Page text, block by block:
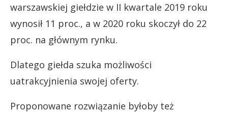
warszawskiej giełdzie w II kwartale 2019 roku
wynosił 11 proc., a w 2020 roku skoczył do 22
proc. na głównym rynku.
Dlatego giełda szuka możliwości
uatrakcyjnienia swojej oferty.
Proponowane rozwiązanie byłoby też